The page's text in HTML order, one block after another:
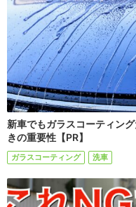
新車でもガラスコーティン
きの重要性【PR】
ガラスコーティング 洗車